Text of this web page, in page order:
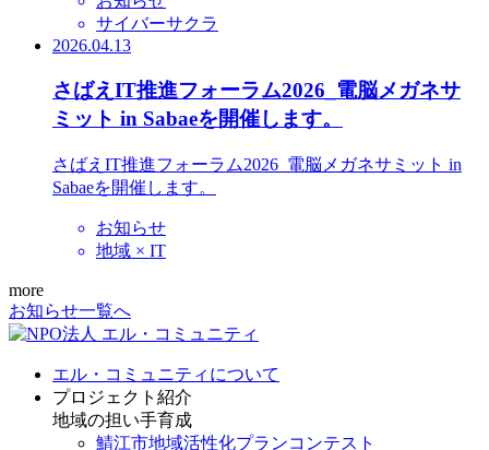
サイバーサクラ
2026.04.13
さばえIT推進フォーラム2026_電脳メガネサ
ミット in Sabaeを開催します。
さばえIT推進フォーラム2026_電脳メガネサミット in
Sabaeを開催します。
お知らせ
地域 × IT
more
お知らせ一覧へ
エル・コミュニティについて
プロジェクト紹介
地域の担い手育成
鯖江市地域活性化プランコンテスト